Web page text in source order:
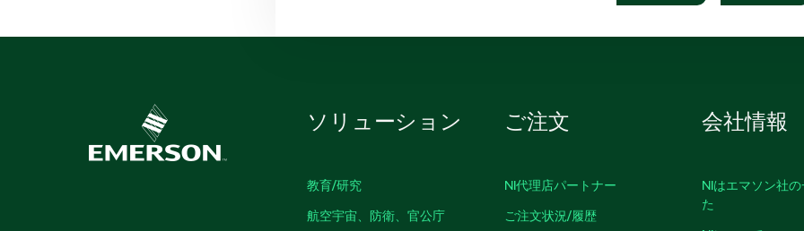
ソリューション
教育/研究
航空宇宙、防衛、官公庁
ご注文
NI代理店パートナー
ご注文状況/履歴
会社情報
NIはエマソン社
た